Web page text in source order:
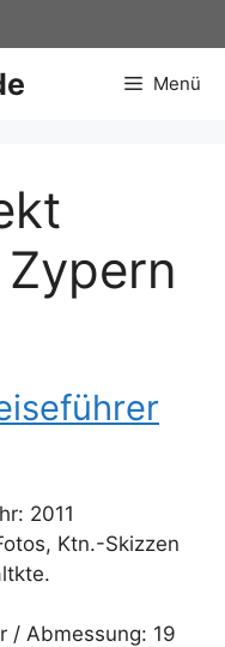
Menü
2011
Ktn.-Skizzen
/ Abmessung: 19